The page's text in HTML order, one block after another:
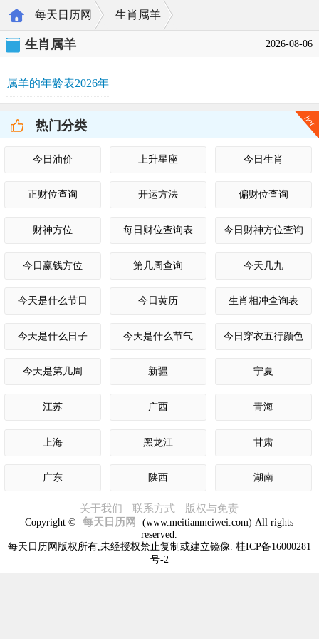
每天日历网 生肖属羊
生肖属羊 2026-08-06
属羊的年龄表2026年
热门分类 hot
今日油价 上升星座 今日生肖
正财位查询 开运方法 偏财位查询
财神方位 每日财位查询表 今日财神方位查询
今日赢钱方位 第几周查询 今天几九
今天是什么节日 今日黄历 生肖相冲查询表
今天是什么日子 今天是什么节气 今日穿衣五行颜色
今天是第几周 新疆 宁夏
江苏 广西 青海
上海 黑龙江 甘肃
广东 陕西 湖南
关于我们 联系方式 版权与免责
Copyright © 每天日历网
(www.meitianmeiwei.com) All rights
reserved.
每天日历网版权所有,未经授权禁止复制或建立镜像. 桂ICP备16000281
号-2